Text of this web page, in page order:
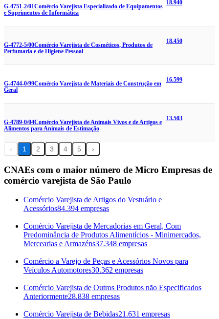
G-4751-2/01Comércio Varejista Especializado de Equipamentos
e Suprimentos de Informática
18.940
G-4772-5/00Comércio Varejista de Cosméticos, Produtos de
Perfumaria e de Higiene Pessoal
18.450
G-4744-0/99Comércio Varejista de Materiais de Construção em
Geral
16.599
G-4789-0/04Comércio Varejista de Animais Vivos e de Artigos e
Alimentos para Animais de Estimação
13.503
‹ 1 2 3 4 5 ›
CNAEs com o maior número de Micro Empresas de
comércio varejista de São Paulo
Comércio Varejista de Artigos do Vestuário e
Acessórios84.394 empresas
Comércio Varejista de Mercadorias em Geral, Com
Predominância de Produtos Alimentícios - Minimercados,
Mercearias e Armazéns37.348 empresas
Comércio a Varejo de Peças e Acessórios Novos para
Veículos Automotores30.362 empresas
Comércio Varejista de Outros Produtos não Especificados
Anteriormente28.838 empresas
Comércio Varejista de Bebidas21.631 empresas